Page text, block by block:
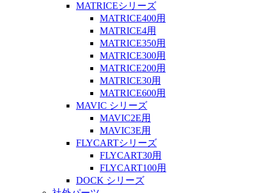
MATRICEシリーズ
MATRICE400用
MATRICE4用
MATRICE350用
MATRICE300用
MATRICE200用
MATRICE30用
MATRICE600用
MAVIC シリーズ
MAVIC2E用
MAVIC3E用
FLYCARTシリーズ
FLYCART30用
FLYCART100用
DOCK シリーズ